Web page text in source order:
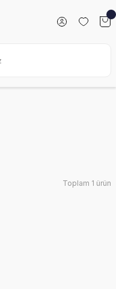
Toplam 1 ürün